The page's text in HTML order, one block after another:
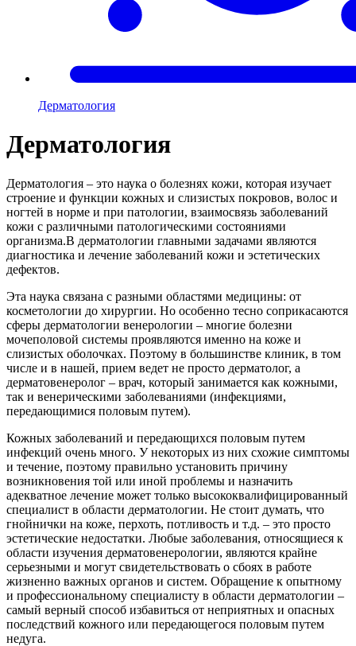
Дерматология
Дерматология
Дерматология – это наука о болезнях кожи, которая изучает
строение и функции кожных и слизистых покровов, волос и
ногтей в норме и при патологии, взаимосвязь заболеваний
кожи с различными патологическими состояниями
организма.В дерматологии главными задачами являются
диагностика и лечение заболеваний кожи и эстетических
дефектов.
Эта наука связана с разными областями медицины: от
косметологии до хирургии. Но особенно тесно соприкасаются
сферы дерматологии венерологии – многие болезни
мочеполовой системы проявляются именно на коже и
слизистых оболочках. Поэтому в большинстве клиник, в том
числе и в нашей, прием ведет не просто дерматолог, а
дерматовенеролог – врач, который занимается как кожными,
так и венерическими заболеваниями (инфекциями,
передающимися половым путем).
Кожных заболеваний и передающихся половым путем
инфекций очень много. У некоторых из них схожие симптомы
и течение, поэтому правильно установить причину
возникновения той или иной проблемы и назначить
адекватное лечение может только высококвалифицированный
специалист в области дерматологии. Не стоит думать, что
гнойнички на коже, перхоть, потливость и т.д. – это просто
эстетические недостатки. Любые заболевания, относящиеся к
области изучения дерматовенерологии, являются крайне
серьезными и могут свидетельствовать о сбоях в работе
жизненно важных органов и систем. Обращение к опытному
и профессиональному специалисту в области дерматологии –
самый верный способ избавиться от неприятных и опасных
последствий кожного или передающегося половым путем
недуга.